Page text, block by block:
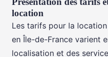
location
Les tarifs pour la
en Île-de-France varient
localisation et des